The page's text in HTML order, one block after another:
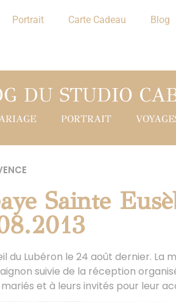
Portrait Carte Cadeau Blog
DU STUDIO
PORTRAIT
Sainte
du Lubéron le 24 août dernier. La
suivie de la réception
mariés et à leurs invités pour leur